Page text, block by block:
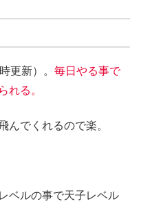
更新）。 毎日やる事で
れる。
んでくれるので楽。
ベルの事で天子レベル